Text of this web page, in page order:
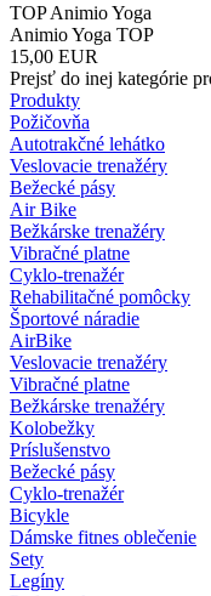
TOP Animio Yoga
Animio Yoga TOP
15,00 EUR
Prejsť do inej kategórie
Produkty
Požičovňa
Autotrakčné lehátko
Veslovacie trenažéry
Bežecké pásy
Air Bike
Bežkárske trenažéry
Vibračné platne
Cyklo-trenažér
Rehabilitačné pomôcky
Športové náradie
AirBike
Veslovacie trenažéry
Vibračné platne
Bežkárske trenažéry
Kolobežky
Príslušenstvo
Bežecké pásy
Cyklo-trenažér
Bicykle
Dámske fitnes oblečenie
Sety
Legíny